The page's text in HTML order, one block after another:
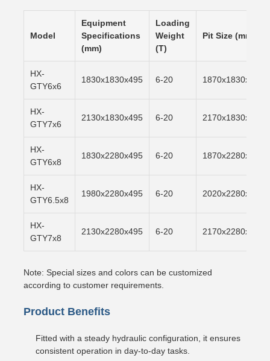
Model
Equipment
Specifications
(mm)
Loading
Weight
(T)
Pit Size (mm)
HX-
GTY6x6
1830x1830x495 6-20 1870x1830x500
HX-
GTY7x6
2130x1830x495 6-20 2170x1830x500
HX-
GTY6x8
1830x2280x495 6-20 1870x2280x500
HX-
GTY6.5x8
1980x2280x495 6-20 2020x2280x500
HX-
GTY7x8
2130x2280x495 6-20 2170x2280x500
Note: Special sizes and colors can be customized
according to customer requirements.
Product Benefits
Fitted with a steady hydraulic configuration, it ensures
consistent operation in day-to-day tasks.